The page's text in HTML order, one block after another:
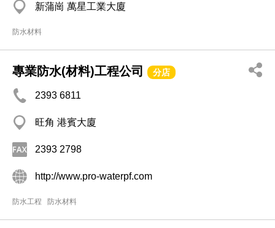
新蒲崗 萬星工業大廈
防水材料
專業防水(材料)工程公司 分店
2393 6811
旺角 港賓大廈
2393 2798
http://www.pro-waterpf.com
防水工程 防水材料